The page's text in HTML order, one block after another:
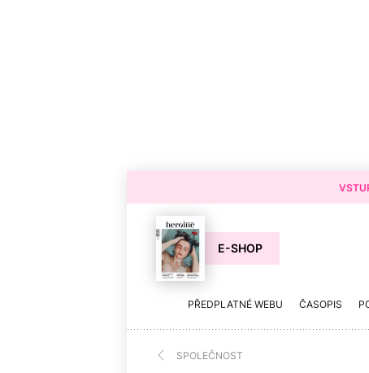
E-SHOP
PŘEDPLATNÉ WEBU ČASOPIS
SPOLEČNOST